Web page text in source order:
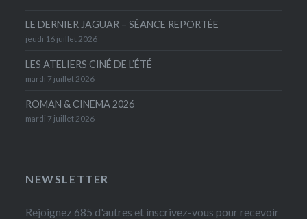
LE DERNIER JAGUAR – SÉANCE REPORTÉE
jeudi 16 juillet 2026
LES ATELIERS CINÉ DE L’ÉTÉ
mardi 7 juillet 2026
ROMAN & CINEMA 2026
mardi 7 juillet 2026
NEWSLETTER
Rejoignez 685 d'autres et inscrivez-vous pour recevoir